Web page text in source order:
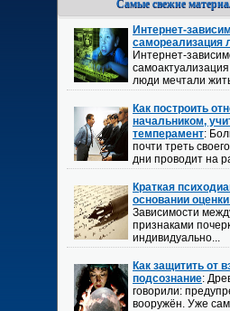
Самые свежие
Интернет-
самореализация
Интернет-
люди мечтали
Как построить
начальником,
темперамент:
почти треть
дни проводит на
Краткая
основании
Зависимости
признаками
индивидуально...
Как защитить от
подсознание:
говорили:
вооружён. Уже